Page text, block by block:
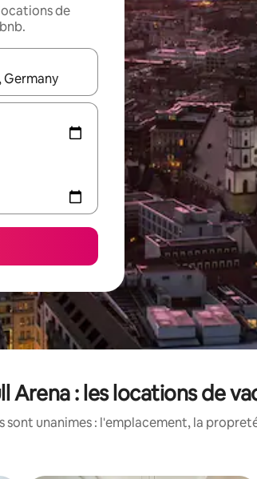
de
les en utilisant les flèches vers le haut
Arena : les locations de
sont unanimes : l'emplacement, la